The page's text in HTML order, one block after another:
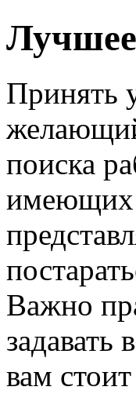
Принять
поиска
имеющих
Важно
задавать
вам